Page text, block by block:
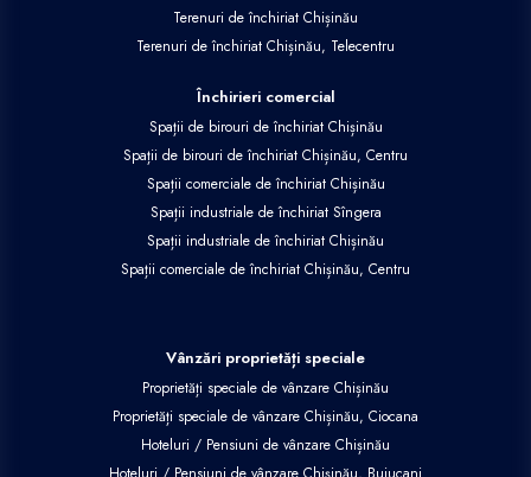
Terenuri de închiriat Chișinău
Terenuri de închiriat Chișinău, Telecentru
Închirieri comercial
Spații de birouri de închiriat Chișinău
Spații de birouri de închiriat Chișinău, Centru
Spații comerciale de închiriat Chișinău
Spații industriale de închiriat Sîngera
Spații industriale de închiriat Chișinău
Spații comerciale de închiriat Chișinău, Centru
Vânzări proprietăți speciale
Proprietăți speciale de vânzare Chișinău
Proprietăți speciale de vânzare Chișinău, Ciocana
Hoteluri / Pensiuni de vânzare Chișinău